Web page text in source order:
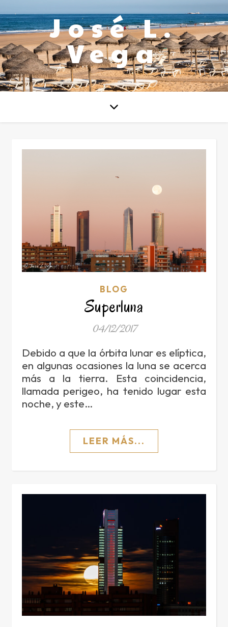
José L.
Vega
BLOG
Superluna
04/12/2017
Debido a que la órbita lunar es elíptica,
en algunas ocasiones la luna se acerca
más a la tierra. Esta coincidencia,
llamada perigeo, ha tenido lugar esta
noche, y este…
LEER MÁS...